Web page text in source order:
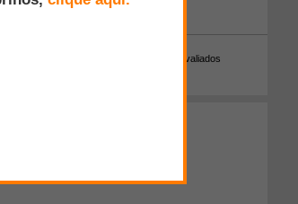
Melhor avaliados